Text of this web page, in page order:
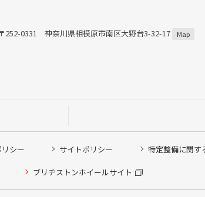
252-0331 神奈川県相模原市南区大野台3-32-17 Map
シー サイトポリシー 特定整備に関す
ブリヂストンホイールサイト
員の方はこちらを選択ください
ません